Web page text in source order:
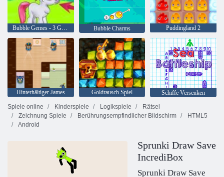
Bubble Gemes - 3 Gewinnt Bubble Charms Puddingland 2
Hinterhältiger James Goldrausch Spiel
Schiffe Versenken
Spiele online
Kinderspiele Logikspiele
Rätsel
Zeichnung Spiele
Berührungsempfindlicher Bildschirm
HTML5
Android
Sprunki Draw Save
IncrediBox
Sprunki Draw Save